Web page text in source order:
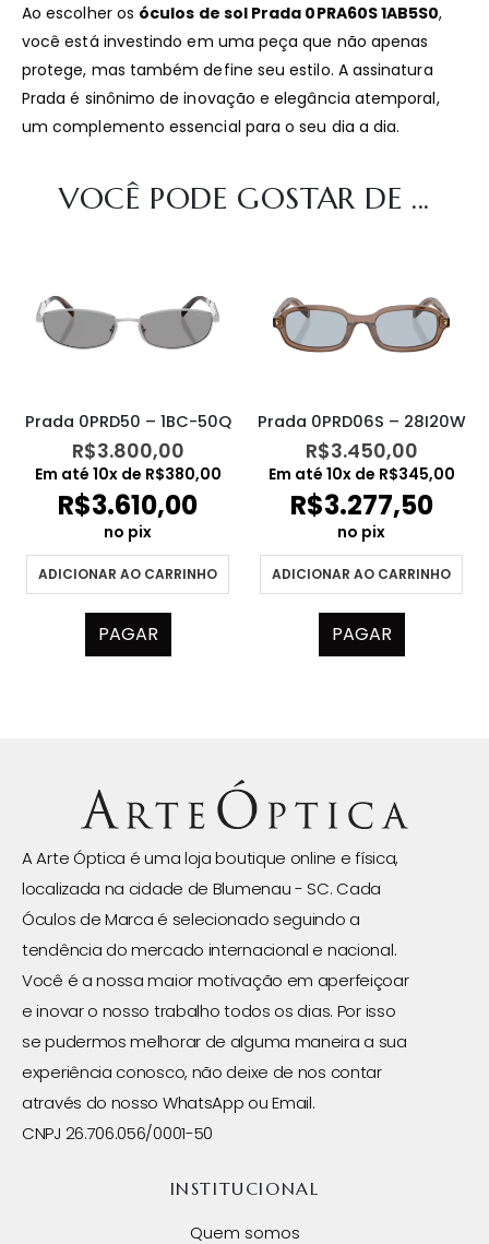
Ao escolher os óculos de sol Prada 0PRA60S 1AB5S0,
você está investindo em uma peça que não apenas
protege, mas também define seu estilo. A assinatura
Prada é sinônimo de inovação e elegância atemporal,
um complemento essencial para o seu dia a dia.
VOCÊ PODE GOSTAR DE ...
Prada 0PRD50 – 1BC-50Q
R$3.800,00
Em até 10x de R$380,00
R$3.610,00
no pix
ADICIONAR AO CARRINHO
PAGAR
Prada 0PRD06S – 28I20W
R$3.450,00
Em até 10x de R$345,00
R$3.277,50
no pix
ADICIONAR AO CARRINHO
PAGAR
A Arte Óptica é uma loja boutique online e física,
localizada na cidade de Blumenau - SC. Cada
Óculos de Marca é selecionado seguindo a
tendência do mercado internacional e nacional.
Você é a nossa maior motivação em aperfeiçoar
e inovar o nosso trabalho todos os dias. Por isso
se pudermos melhorar de alguma maneira a sua
experiência conosco, não deixe de nos contar
através do nosso WhatsApp ou Email.
CNPJ 26.706.056/0001-50
INSTITUCIONAL
Quem somos